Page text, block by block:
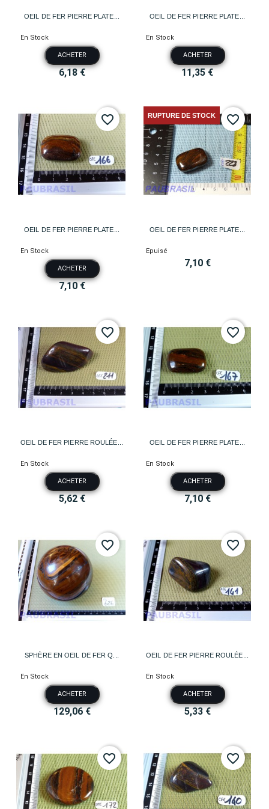
OEIL DE FER PIERRE PLATE...
En Stock
ACHETER
6,18 €
OEIL DE FER PIERRE PLATE...
En Stock
ACHETER
11,35 €
OEIL DE FER PIERRE PLATE...
En Stock
ACHETER
7,10 €
favorite_border
OEIL DE FER PIERRE PLATE...
Epuisé
7,10 €
RUPTURE DE STOCK favorite_border
OEIL DE FER PIERRE ROULÉE...
En Stock
ACHETER
5,62 €
favorite_border
OEIL DE FER PIERRE PLATE...
En Stock
ACHETER
7,10 €
favorite_border
SPHÈRE EN OEIL DE FER Q...
En Stock
ACHETER
129,06 €
favorite_border
OEIL DE FER PIERRE ROULÉE...
En Stock
ACHETER
5,33 €
favorite_border
favorite_border favorite_border